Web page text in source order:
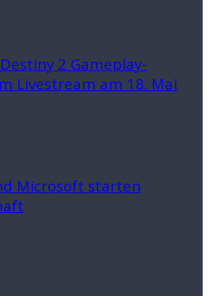
2 Gameplay-
Livestream am 18. Mai
Microsoft starten